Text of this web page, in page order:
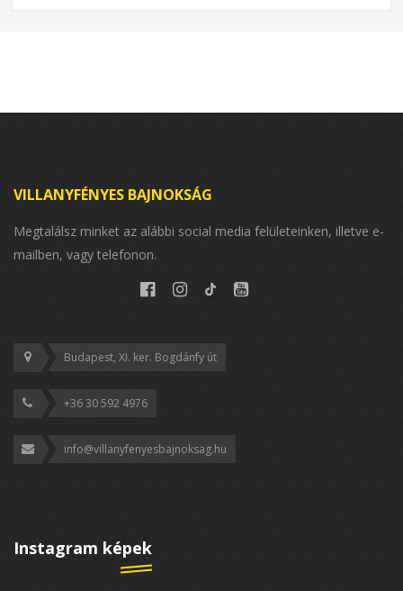
VILLANYFÉNYES BAJNOKSÁG
Megtalálsz minket az alábbi social media felületeinken, illetve e-
mailben, vagy telefonon.
Budapest, XI. ker. Bogdánfy út
+36 30 592 4976
info@villanyfenyesbajnoksag.hu
Instagram képek